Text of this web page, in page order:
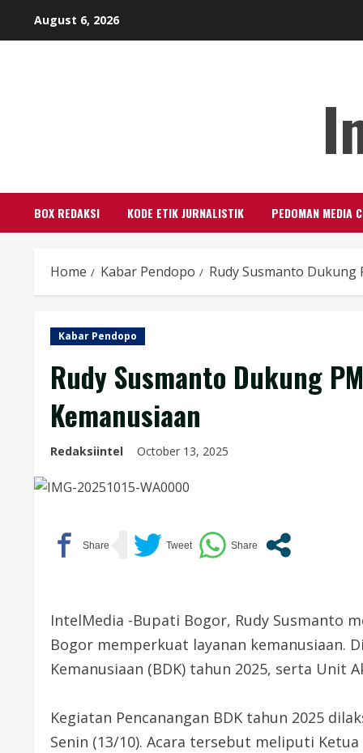
August 6, 2026
BOX REDAKSI KODE ETIK JURNALISTIK PEDOMAN MEDIA
Home Kabar Pendopo Rudy Susmanto Dukung
Kabar Pendopo
Rudy Susmanto Dukung
Kemanusiaan
Redaksiintel October 13, 2025
IntelMedia -Bupati Bogor, Rudy Susmanto
Bogor memperkuat layanan kemanusiaan.
Kemanusiaan (BDK) tahun 2025, serta Unit
Kegiatan Pencanangan BDK tahun 2025
Senin (13/10). Acara tersebut meliputi